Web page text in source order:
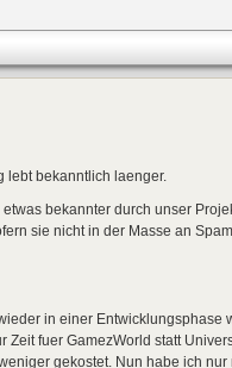
lebt bekanntlich laenger.
bekannter durch unser
sie nicht in der Masse an
in einer Entwicklungsphase
fuer GamezWorld statt
gekostet. Nun habe ich